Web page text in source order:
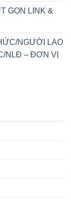
GỌN LINK &
NGƯỜI LAO
NLĐ – ĐƠN VỊ